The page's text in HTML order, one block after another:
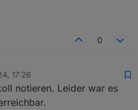
0
17:26
notieren. Leider war es